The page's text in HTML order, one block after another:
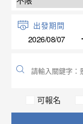
出發期間
可報名